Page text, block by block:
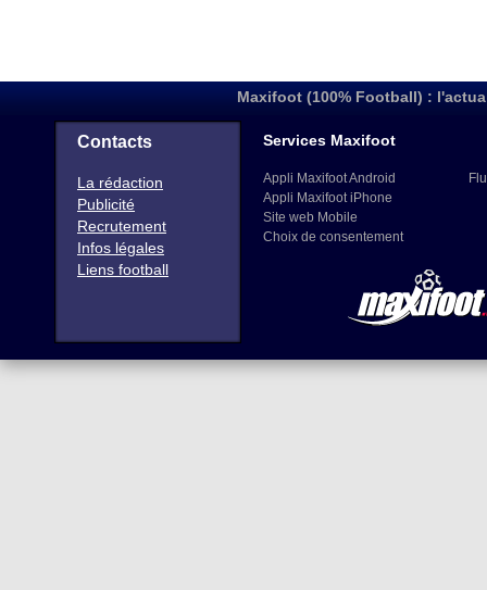
Maxifoot (100% Football) :
Contacts
La rédaction
Publicité
Recrutement
Infos légales
Liens football
Services Maxifoot
Appli Maxifoot Android
Appli Maxifoot iPhone
Site web Mobile
Choix de consentement